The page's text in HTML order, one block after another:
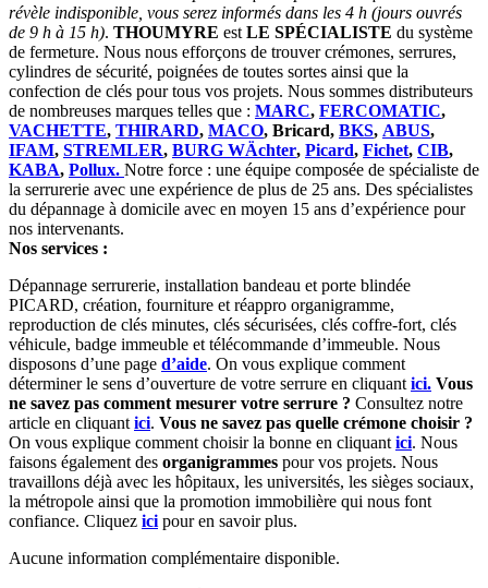
révèle indisponible, vous serez informés dans les 4 h (jours ouvrés
de 9 h à 15 h). THOUMYRE est LE SPÉCIALISTE du système
de fermeture. Nous nous efforçons de trouver crémones, serrures,
cylindres de sécurité, poignées de toutes sortes ainsi que la
confection de clés pour tous vos projets. Nous sommes distributeurs
de nombreuses marques telles que : MARC, FERCOMATIC,
VACHETTE, THIRARD, MACO, Bricard, BKS, ABUS,
IFAM, STREMLER, BURG WÄchter, Picard, Fichet, CIB,
KABA, Pollux. Notre force : une équipe composée de spécialiste de
la serrurerie avec une expérience de plus de 25 ans. Des spécialistes
du dépannage à domicile avec en moyen 15 ans d’expérience pour
nos intervenants.
Nos services :
Dépannage serrurerie, installation bandeau et porte blindée
PICARD, création, fourniture et réappro organigramme,
reproduction de clés minutes, clés sécurisées, clés coffre-fort, clés
véhicule, badge immeuble et télécommande d’immeuble. Nous
disposons d’une page d’aide. On vous explique comment
déterminer le sens d’ouverture de votre serrure en cliquant ici. Vous
ne savez pas comment mesurer votre serrure ? Consultez notre
article en cliquant ici. Vous ne savez pas quelle crémone choisir ?
On vous explique comment choisir la bonne en cliquant ici. Nous
faisons également des organigrammes pour vos projets. Nous
travaillons déjà avec les hôpitaux, les universités, les sièges sociaux,
la métropole ainsi que la promotion immobilière qui nous font
confiance. Cliquez ici pour en savoir plus.
Aucune information complémentaire disponible.